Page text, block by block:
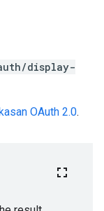
display-
OAuth 2.0.